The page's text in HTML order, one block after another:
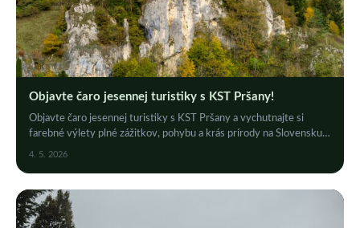
Objavte čaro jesennej turistiky s KST Pršany!
Objavte čaro jesennej turistiky s KST Pršany a vychutnajte si
farebné výlety plné zážitkov, pohybu a krás prírody na Slovensku.
Kliknite a inšpirujte sa!
4. 5. 2026